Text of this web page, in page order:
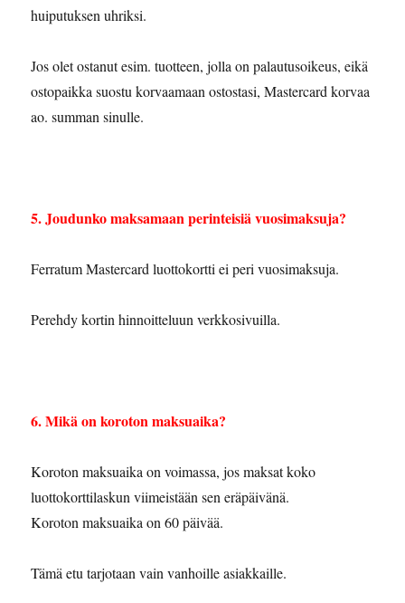
huiputuksen uhriksi.
Jos olet ostanut esim. tuotteen, jolla on palautusoikeus, eikä
ostopaikka suostu korvaamaan ostostasi, Mastercard korvaa
ao. summan sinulle.
5. Joudunko maksamaan perinteisiä vuosimaksuja?
Ferratum Mastercard luottokortti ei peri vuosimaksuja.
Perehdy kortin hinnoitteluun verkkosivuilla.
6. Mikä on koroton maksuaika?
Koroton maksuaika on voimassa, jos maksat koko
luottokorttilaskun viimeistään sen eräpäivänä.
Koroton maksuaika on 60 päivää.
Tämä etu tarjotaan vain vanhoille asiakkaille.